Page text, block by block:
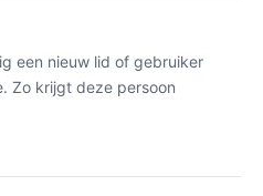
een nieuw lid of gebruiker
Zo krijgt deze persoon